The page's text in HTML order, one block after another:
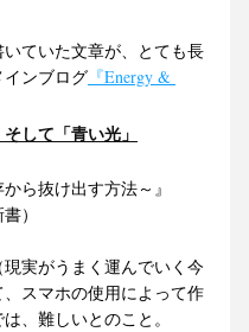
ていた文章が、とても長
インブログ 『Energy &
して「青い光」
ら抜け出す方法～』
）
実がうまく運んでいく今
スマホの使用によって作
、難しいとのこと。